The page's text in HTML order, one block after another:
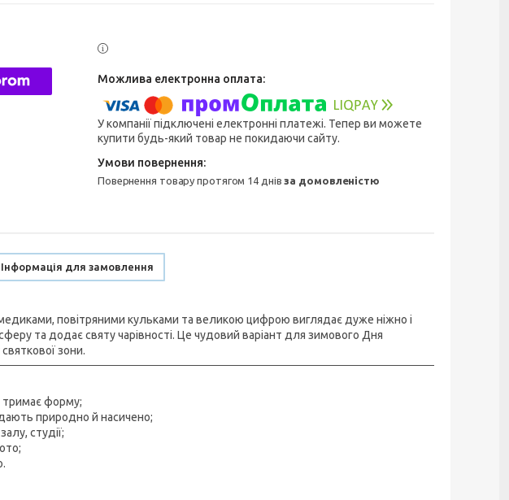
У компанії підключені електронні платежі. Тепер ви можете
купити будь-який товар не покидаючи сайту.
повернення товару протягом 14 днівза домовленістю
Інформація для замовлення
повітряними кульками та великою цифрою виглядає дуже ніжно і
та додає святу чарівності. Це чудовий варіант для зимового Дня
зони.
тримає форму;
природно й насичено;
студії;